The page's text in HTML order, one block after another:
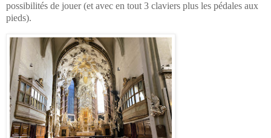
possibilités de jouer (et avec en tout 3 claviers plus les pédales aux
pieds).